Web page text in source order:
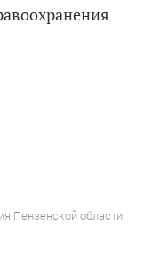
Пензенской области